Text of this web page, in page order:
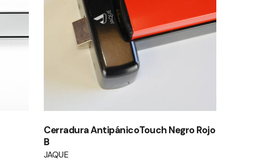
Cerradura AntipánicoTouch Negro Rojo
B
JAQUE